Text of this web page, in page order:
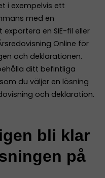
i exempelvis ett
med en
en SIE-fil eller
Online för
och deklarationen.
ditt befintliga
du väljer en lösning
och deklaration.
bli klar
på